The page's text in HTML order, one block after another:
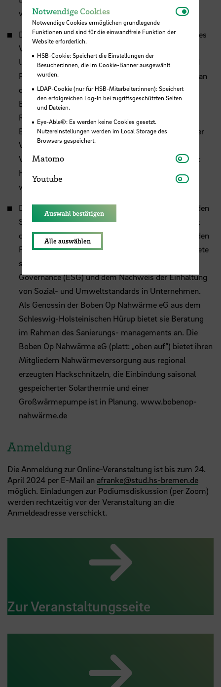
www.oegut.at
Dr. Aribert Petersist 2. Vorsitzender und Gründer des
Vereins „Bund der Energieverbraucher“ mit Sitz in
Unkel bei Bonn. Nach dem Studium der Physik und
Promotion in Stadt- und Regionalplanung lehrte er an
der TU Berlin und waru. a.für die
Bundesforschungsanstalt für Landeskunde und
Raumordnung tätig. Im Jahr 1987 gründete er den
Bund der Energieverbraucher, ein bundesweit tätiger
Verein zum Schutz der Interessen von privaten
Verbraucher:innen bei der Energieversorgung. Er ist
Herausgeber des Vereinsblatts „Energiedepesche“.
www.energieverbraucher.de
Diplom-Wirtschaftsingenieurin
mit den
Schwerpunkten Energie- und Umweltmanagement
dozierte an der Europa-Universität in Flensburg in den
Fächern Energie- und Umweltpolitik. Zudem arbeitete
sie im Thema Environmental, Social and Corporate
Governance (ESG) und dem Nachweis der Einhaltung
von Sozial- und Umweltstandards in Unternehmen.
Als Genossin der Boben Op Nahwärme eG aus dem
Schleswig-Holsteinischen Hürup bietet sie Beratung
im Rahmen des Sanierungs- managements an. Die
Boben Op Nahwärme eG (platt: „oben auf“) bietet ihren
Mitgliedern Nahwärmeversorgung aus regional
erzeugten Hackschnitzeln, die Einbindung saisonal
gespeicherter Solarthermie und einer
Großwärmepumpe ist in Planung. www.bobenop-
nahwärme.de
Anmeldung
Die Anmeldung zur Online-Veranstaltung ist bis zum 24.
April 2024 per E-Mail an afranke@stud.hs-bremen.de
möglich. Einladungen zur Podiumsdiskussion (per Zoom)
werden rechtzeitig vor der Veranstaltung an die
Anmeldeadresse verschickt.
Zur Veranstaltungsseite
Notwendige Cookies
Notwendige Cookies ermöglichen grundlegende
Funktionen und sind für die einwandfreie Funktion der
Website erforderlich.
HSB-Cookie: Speichert die Einstellungen der
Besucher:innen, die im Cookie-Banner ausgewählt
wurden.
LDAP-Cookie (nur für HSB-Mitarbeiter:innen): Speichert
den erfolgreichen Log-In bei zugriffsgeschützten Seiten
und Dateien.
Eye-Able®: Es werden keine Cookies gesetzt.
Nutzereinstellungen werden im Local Storage des
Browsers gespeichert.
Matomo Matomo
Youtube Youtube
Auswahl bestätigen
Alle auswählen